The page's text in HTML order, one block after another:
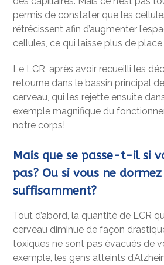
permis de constater que les
rétrécissent afin d’augmenter
cellules, ce qui laisse plus de place
Le LCR, après avoir recueilli les
retourne dans le bassin principal
cerveau, qui les rejette ensuite
exemple magnifique du
notre corps!
Mais que se passe-t-il si
pas? Ou si vous ne
suffisamment?
Tout d’abord, la quantité de LCR
cerveau diminue de façon
toxiques ne sont pas évacués de
exemple, les gens atteints